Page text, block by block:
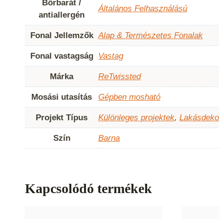
Bőrbarát /
antiallergén
Általános Felhasználású
Fonal Jellemzők Alap & Természetes Fonalak
Fonal vastagság Vastag
Márka ReTwissted
Mosási utasítás Gépben mosható
Projekt Típus Különleges projektek,
Szín Barna
Kapcsolódó termékek